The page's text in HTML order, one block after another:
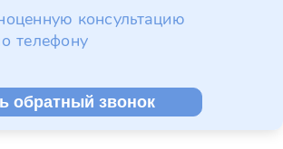
консультацию
телефону
обратный звонок